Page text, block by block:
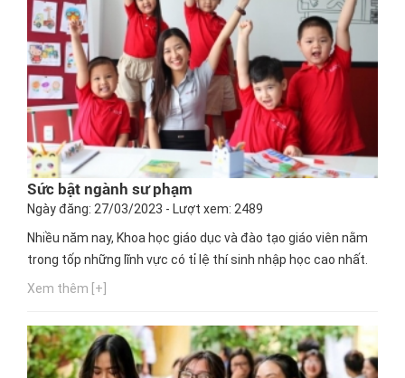
Sức bật ngành sư phạm
Ngày đăng: 27/03/2023 - Lượt xem: 2489
Nhiều năm nay, Khoa học giáo dục và đào tạo giáo viên nằm
trong tốp những lĩnh vực có tỉ lệ thí sinh nhập học cao nhất.
Xem thêm [+]